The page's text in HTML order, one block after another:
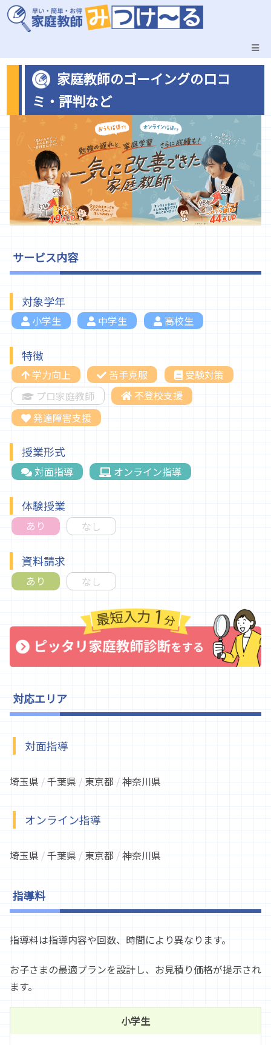
家庭教師のゴーイングの口コ
ミ・評判など
サービス内容
対象学年
小学生 中学生 高校生
特徴
学力向上 苦手克服
受験対策
プロ家庭教師
不登校支援
発達障害支援
授業形式
対面指導 オンライン指導
体験授業
あり なし
資料請求
あり なし
対応エリア
対面指導
埼玉県 /千葉県 / 東京都 /神奈川県
オンライン指導
埼玉県 /千葉県 / 東京都 /神奈川県
指導料
指導料は指導内容や回数、時間により異なります。
お子さまの最適プランを設計し、お見積り価格が提示され
ます。
小学生